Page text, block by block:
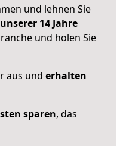
und lehnen Sie
14 Jahre
und holen Sie
aus und erhalten
sparen, das